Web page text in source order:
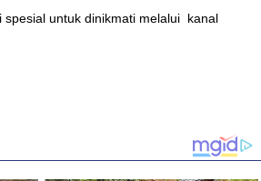
spesial untuk dinikmati melalui kanal